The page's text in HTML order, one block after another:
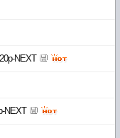
NEXT
NEXT